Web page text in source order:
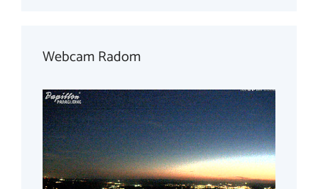
Webcam Radom